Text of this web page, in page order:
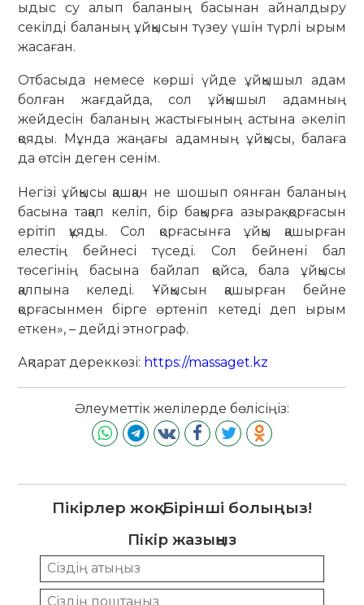
ыдыс су алып баланың басынан айналдыру
секілді баланың ұйқысын түзеу үшін түрлі ырым
жасаған.
Отбасыда немесе көрші үйде ұйқышыл адам
болған жағдайда, сол ұйқышыл адамның
жейдесін баланың жастығының астына әкеліп
қояды. Мұнда жаңағы адамның ұйқысы, балаға
да өтсін деген сенім.
Негізі ұйқысы қашқан не шошып оянған баланың
басына тақап келіп, бір бақырға азырақ қорғасын
ерітіп құяды. Сол қорғасынға ұйқы қашырған
елестің бейнесі түседі. Сол бейнені бал
төсегінің басына байлап қойса, бала ұйқысы
қалпына келеді. Ұйқысын қашырған бейне
қорғасынмен бірге өртеніп кетеді деп ырым
еткен», – дейді этнограф.
Ақпарат дереккөзі: https://massaget.kz
Әлеуметтік желілерде бөлісіңіз:
Пікірлер жоқ. Бірінші болыңыз!
Пікір жазыңыз